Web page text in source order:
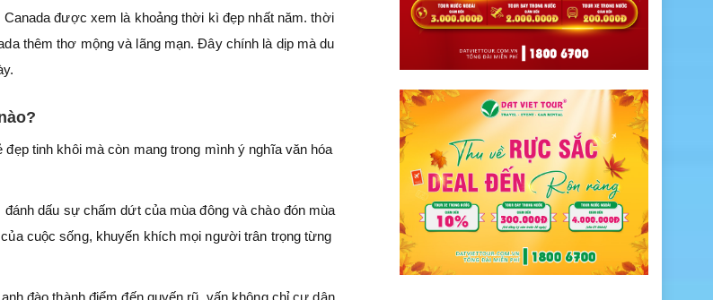
được xem là khoảng thời kì đẹp nhất năm. thời
thêm thơ mộng và lãng mạn. Đây chính là dịp mà du
tinh khôi mà còn mang trong mình ý nghĩa văn hóa
dấu sự chấm dứt của mùa đông và chào đón mùa
cuộc sống, khuyến khích mọi người trân trọng từng
đào thành điểm đến quyến rũ, vấn không chỉ cư dân